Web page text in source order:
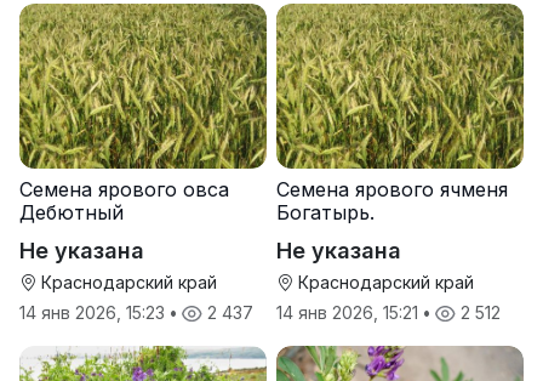
Семена ярового овса
Дебютный
Не указана
Краснодарский край
14 янв 2026, 15:23 • 2 437
Семена ярового ячменя
Богатырь.
Не указана
Краснодарский край
14 янв 2026, 15:21 • 2 512